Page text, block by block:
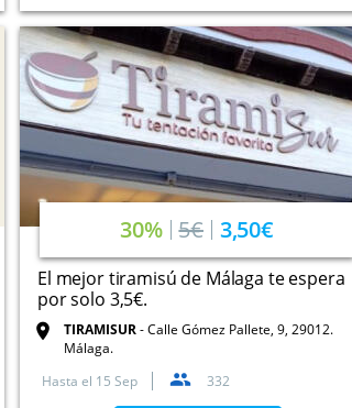
30% 5€ 3,50€
El mejor tiramisú de Málaga te espera
por solo 3,5€.
TIRAMISUR Calle Gómez Pallete, 9, 29012.
Málaga.
Hasta el 15 Sep 332